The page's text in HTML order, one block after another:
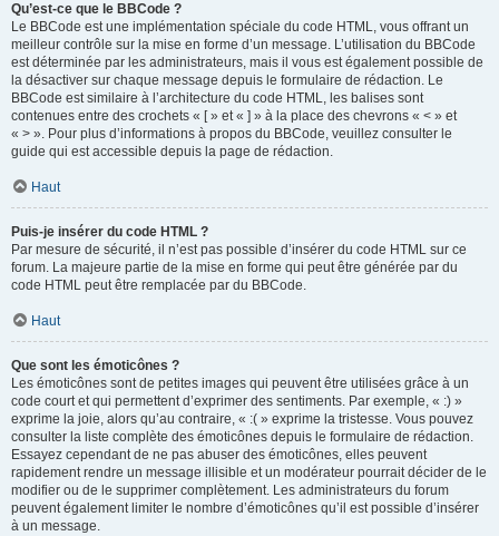
Qu’est-ce que le BBCode ?
Le BBCode est une implémentation spéciale du code HTML, vous offrant un
meilleur contrôle sur la mise en forme d’un message. L’utilisation du BBCode
est déterminée par les administrateurs, mais il vous est également possible de
la désactiver sur chaque message depuis le formulaire de rédaction. Le
BBCode est similaire à l’architecture du code HTML, les balises sont
contenues entre des crochets « [ » et « ] » à la place des chevrons « < » et
« > ». Pour plus d’informations à propos du BBCode, veuillez consulter le
guide qui est accessible depuis la page de rédaction.
Haut
Puis-je insérer du code HTML ?
Par mesure de sécurité, il n’est pas possible d’insérer du code HTML sur ce
forum. La majeure partie de la mise en forme qui peut être générée par du
code HTML peut être remplacée par du BBCode.
Haut
Que sont les émoticônes ?
Les émoticônes sont de petites images qui peuvent être utilisées grâce à un
code court et qui permettent d’exprimer des sentiments. Par exemple, « :) »
exprime la joie, alors qu’au contraire, « :( » exprime la tristesse. Vous pouvez
consulter la liste complète des émoticônes depuis le formulaire de rédaction.
Essayez cependant de ne pas abuser des émoticônes, elles peuvent
rapidement rendre un message illisible et un modérateur pourrait décider de le
modifier ou de le supprimer complètement. Les administrateurs du forum
peuvent également limiter le nombre d’émoticônes qu’il est possible d’insérer
à un message.